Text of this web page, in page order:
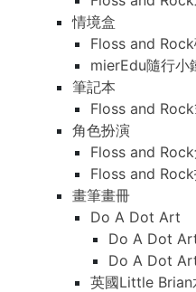
情境盒
Floss and
mierEdu隨行小
筆記本
Floss and
角色扮演
Floss and
Floss and
畫筆畫冊
Do A Dot Art
Do A Dot
Do A Dot
英國Little Brian